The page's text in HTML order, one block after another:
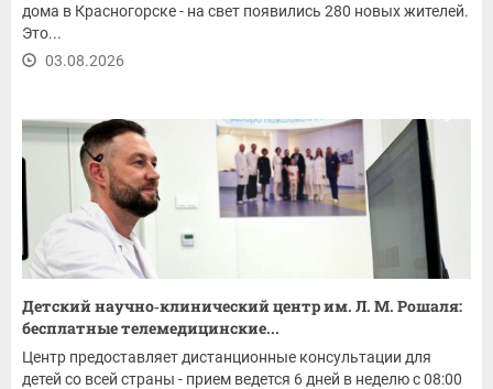
дома в Красногорске - на свет появились 280 новых жителей.
Это...
03.08.2026
Детский научно‑клинический центр им. Л. М. Рошаля:
бесплатные телемедицинские...
Центр предоставляет дистанционные консультации для
детей со всей страны - прием ведется 6 дней в неделю с 08:00